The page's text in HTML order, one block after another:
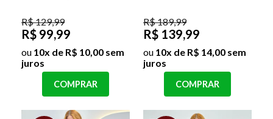
R$ 129,99
R$ 99,99
ou 10x de R$ 10,00 sem
juros
COMPRAR
R$ 189,99
R$ 139,99
ou 10x de R$ 14,00 sem
juros
COMPRAR